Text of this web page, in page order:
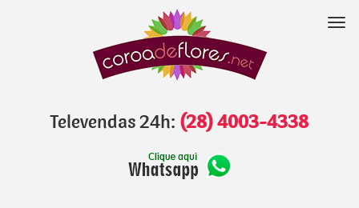
Televendas 24h: (28) 4003-4338